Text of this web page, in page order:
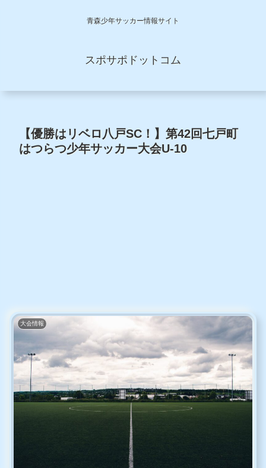
青森少年サッカー情報サイト
スポサポドットコム
【優勝はリベロ八戸SC！】第42回七戸町
はつらつ少年サッカー大会U-10
大会情報